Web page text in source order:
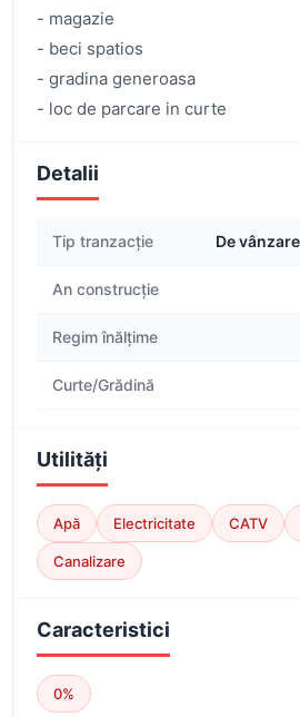
- magazie
- beci spatios
- gradina generoasa
- loc de parcare in curte
Detalii
Tip tranzacție De
An construcție
Regim înălțime
Curte/Grădină
Utilități
Apă Electricitate CATV
Canalizare
Caracteristici
0%